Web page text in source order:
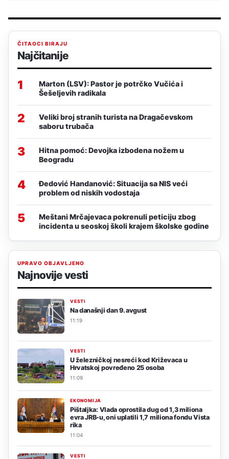
ČITAOCI BIRAJU
Najčitanije
1
Marton (LSV): Pastor je potrčko Vučića i
Šešeljevih radikala
2
Veliki broj stranih turista na Dragačevskom
saboru trubača
3
Hitna pomoć: Devojka izbodena nožem u
Beogradu
4
Đedović Handanović: Situacija sa NIS veći
problem od niskih vodostaja
5
Meštani Mrčajevaca pokrenuli peticiju zbog
incidenta u seoskoj školi krajem školske godine
UPRAVO OBJAVLJENO
Najnovije vesti
VESTI
Na današnji dan 9. avgust
11:19
VESTI
U železničkoj nesreći kod Križevaca u
Hrvatskoj povređeno 25 osoba
11:09
EKONOMIJA
Pištaljka: Vlada oprostila dug od 1,3 miliona
evra JRB-u, oni uplatili 1,7 miliona fondu Vista
rika
11:04
VESTI